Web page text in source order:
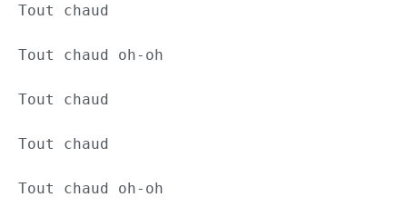
Tout chaud
Tout chaud oh-oh
Tout chaud
Tout chaud
Tout chaud oh-oh